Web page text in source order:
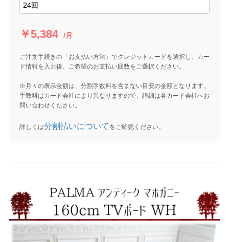
￥5,384 /月
ご注文手続きの「お支払い方法」でクレジットカードを選択し、カー
ド情報を入力後、ご希望のお支払い回数をご選択ください。
※月々の表示金額は、分割手数料を含まない目安の金額となります。
手数料はカード会社により異なりますので、詳細は各カード会社へお
問い合わせください。
詳しくは分割払いについて をご確認ください。